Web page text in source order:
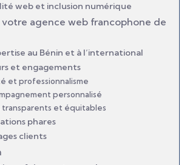
web et inclusion numérique
votre agence web francophone de
au Bénin et à l’international
et engagements
et professionnalisme
personnalisé
transparents et équitables
phares
clients